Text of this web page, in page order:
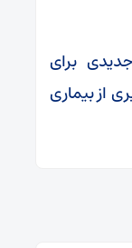
برای
از بیماری